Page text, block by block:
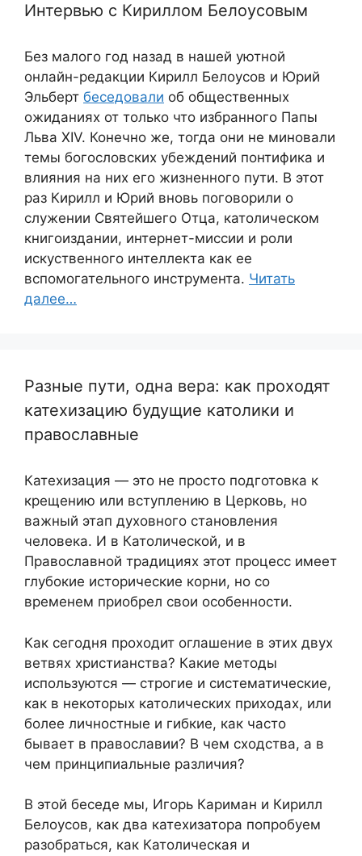
Интервью с Кириллом Белоусовым
Без малого год назад в нашей уютной
онлайн-редакции Кирилл Белоусов и Юрий
Эльберт беседовали об общественных
ожиданиях от только что избранного Папы
Льва XIV. Конечно же, тогда они не миновали
темы богословских убеждений понтифика и
влияния на них его жизненного пути. В этот
раз Кирилл и Юрий вновь поговорили о
служении Святейшего Отца, католическом
книгоиздании, интернет-миссии и роли
искуственного интеллекта как ее
вспомогательного инструмента. Читать
далее…
Разные пути, одна вера: как проходят
катехизацию будущие католики и
православные
Катехизация — это не просто подготовка к
крещению или вступлению в Церковь, но
важный этап духовного становления
человека. И в Католической, и в
Православной традициях этот процесс имеет
глубокие исторические корни, но со
временем приобрел свои особенности.
Как сегодня проходит оглашение в этих двух
ветвях христианства? Какие методы
используются — строгие и систематические,
как в некоторых католических приходах, или
более личностные и гибкие, как часто
бывает в православии? В чем сходства, а в
чем принципиальные различия?
В этой беседе мы, Игорь Кариман и Кирилл
Белоусов, как два катехизатора попробуем
разобраться, как Католическая и